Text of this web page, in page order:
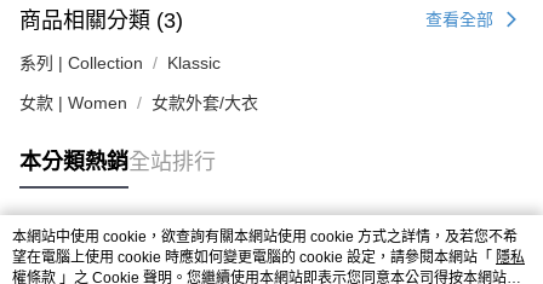
※ 交易是否成功請以「AFTEE先享後付 」之結帳頁面顯示為準，若有關於
客戶支援中心」https://netprotections.freshdesk.com/support/home
【注意事項】
易，需依本服務之必要範圍內提供個人資料，並將交易相關給付款項請求債
權轉讓予恩沛科技股份有限公司。
２．關於個人資料處理事宜，請瀏覽以下網址：
https://aftee.tw/terms/#terms3
３．未成年的使用者請事先徵得法定代理人或監護人之同意方可使用
「AFTEE先享後付」，若未經同意申辦者引起之損失，本公司不負相關責
任。
商品相關分類 (3) 查看全部
系列 | Collection Klassic
女款 | Women 女款外套/大衣
本分類熱銷全站排行
熱門標籤
本網站中使用 cookie，欲查詢有關本網站使用 cookie 方式之詳情，及若您不希
望在電腦上使用 cookie 時應如何變更電腦的 cookie 設定，請參閱本網站「 隱私
權條款 」之 Cookie 聲明。您繼續使用本網站即表示您同意本公司得按本網站使